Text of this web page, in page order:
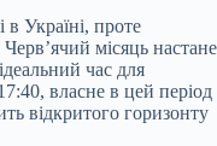
в Україні, проте
місяць настане
час для
власне в цей період
відкритого горизонту